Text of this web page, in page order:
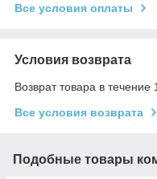
Все условия оплаты
Условия возврата
Возврат товара в
Все условия возврата
Подобные товары